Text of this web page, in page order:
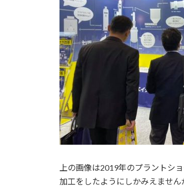
上の画像は2019年のプラントシ
加工をしたようにしかみえませ